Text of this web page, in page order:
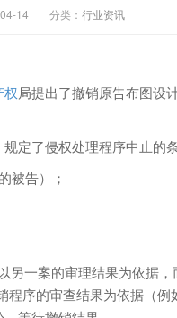
14 分类： 行业资讯
权局提出了撤销原告布图设
定了侵权处理程序中止的
被告）；
另一案的审理结果为依据
程序的审查结果为依据（